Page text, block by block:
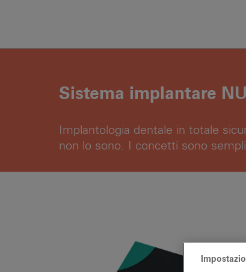
Sistema implantare
Implantologia dentale in totale
non lo sono. I concetti sono